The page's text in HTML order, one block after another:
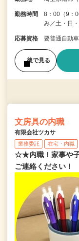
勤務時間
8：00（9：
み／土・日
応募資格 要普通自動
後で見る
文房具の内職
有限会社ツカサ
業務委託 在宅・内職
☆★内職！家事や
ご連絡ください！